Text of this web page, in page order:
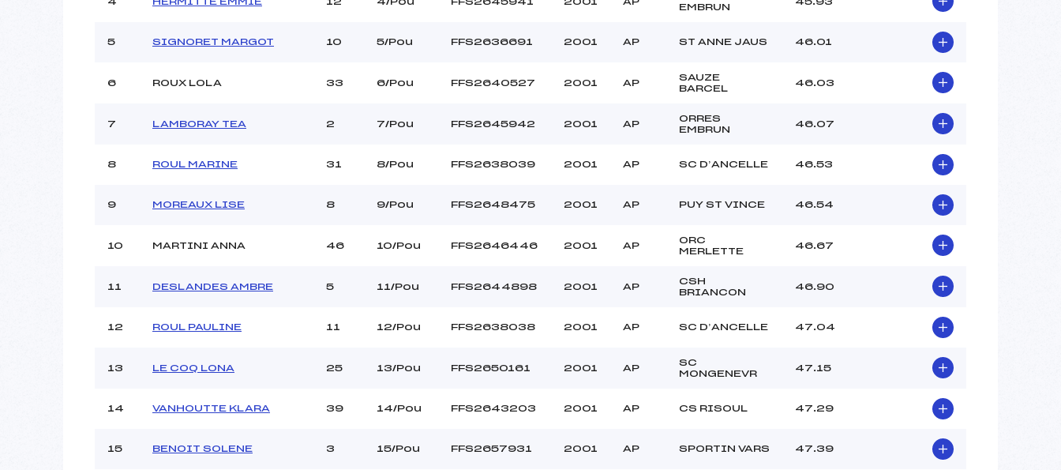
Ouvreurs D :
–
Météo :
BEAU
Ouvreurs D :
Température départ :
Catégorie :
EMBRUN
5 SIGNORET MARGOT 10 5/Pou FFS2636691 2001 AP ST ANNE JAUS 46.01
6 ROUX LOLA 33 6/Pou FFS2640527 2001 AP
SAUZE
BARCEL
46.03
7 LAMBORAY TEA 2 7/Pou FFS2645942 2001 AP
ORRES
EMBRUN
46.07
8 ROUL MARINE 31 8/Pou FFS2638039 2001 AP SC D’ANCELLE 46.53
9 MOREAUX LISE 8 9/Pou FFS2648475 2001 AP PUY ST VINCE 46.54
10 MARTINI ANNA 46 10/Pou FFS2646446 2001 AP
ORC
MERLETTE
46.67
11 DESLANDES AMBRE 5 11/Pou FFS2644898 2001 AP
CSH
BRIANCON
46.90
12 ROUL PAULINE 11 12/Pou FFS2638038 2001 AP SC D’ANCELLE 47.04
13 LE COQ LONA 25 13/Pou FFS2650161 2001 AP
SC
MONGENEVR
47.15
14 VANHOUTTE KLARA 39 14/Pou FFS2643203 2001 AP CS RISOUL 47.29
15 BENOIT SOLENE 3 15/Pou FFS2657931 2001 AP SPORTIN VARS 47.39